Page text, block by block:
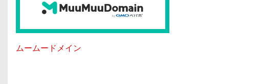
ムームードメイン